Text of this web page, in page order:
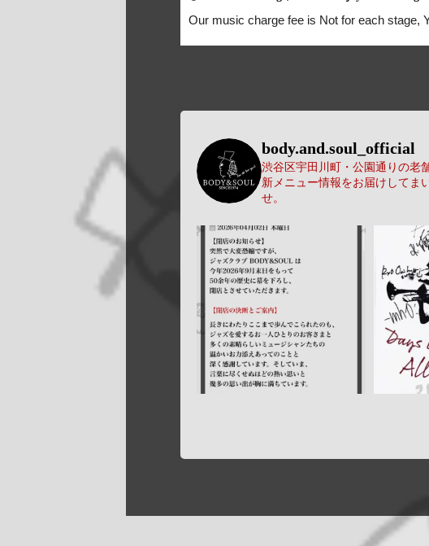
Our music charge fee is Not for each stage,
body.and.soul_official
渋谷区宇田川町・公園通りの老
新メニュー情報をお届けしてま
せ。